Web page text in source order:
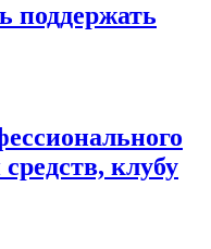
поддержать
средств, клубу